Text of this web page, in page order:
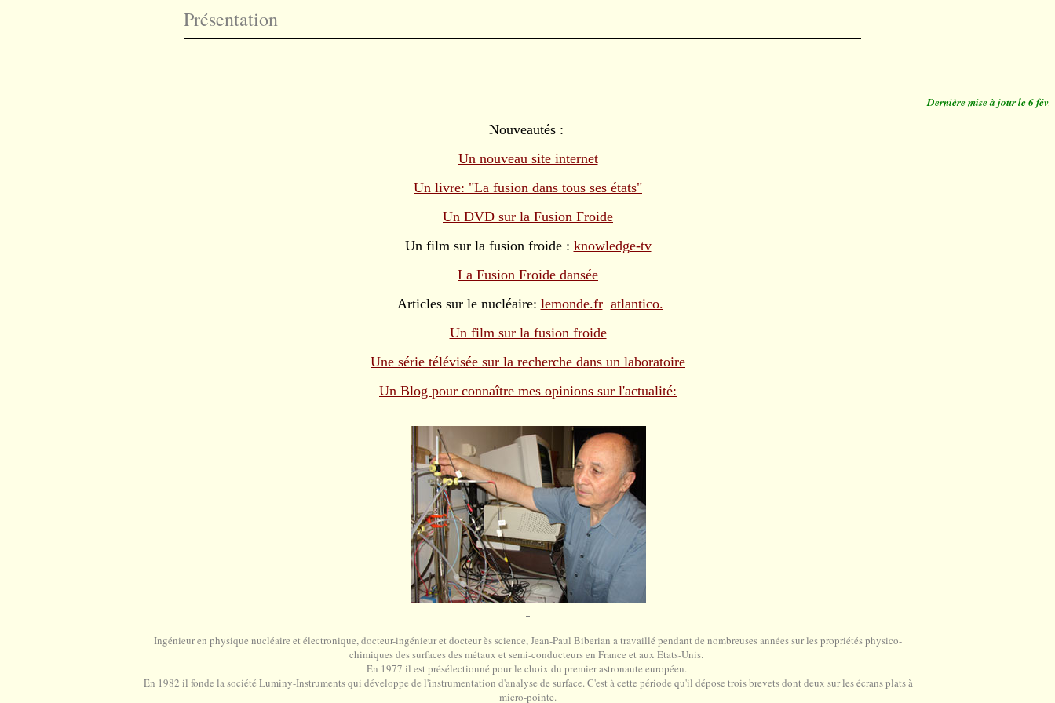
Présentation
Dernière mise à jour le 6
Nouveautés :
Un nouveau site internet
Un livre: "La fusion dans tous ses états"
Un DVD sur la Fusion Froide
Un film sur la fusion froide : knowledge-tv
La Fusion Froide dansée
Articles sur le nucléaire: lemonde.fr atlantico.
Un film sur la fusion froide
Une série télévisée sur la recherche dans un laboratoire
Un Blog pour connaître mes opinions sur l'actualité:
Ingénieur en physique nucléaire et électronique, docteur-ingénieur et docteur ès science, Jean-Paul Biberian a travaillé pendant de nombreuses années sur les propriétés physico-
chimiques des surfaces des métaux et semi-conducteurs en France et aux Etats-Unis.
En 1977 il est présélectionné pour le choix du premier astronaute européen.
En 1982 il fonde la société Luminy-Instruments qui développe de l'instrumentation d'analyse de surface. C'est à cette période qu'il dépose trois brevets dont deux sur les écrans plats à
micro-pointe.